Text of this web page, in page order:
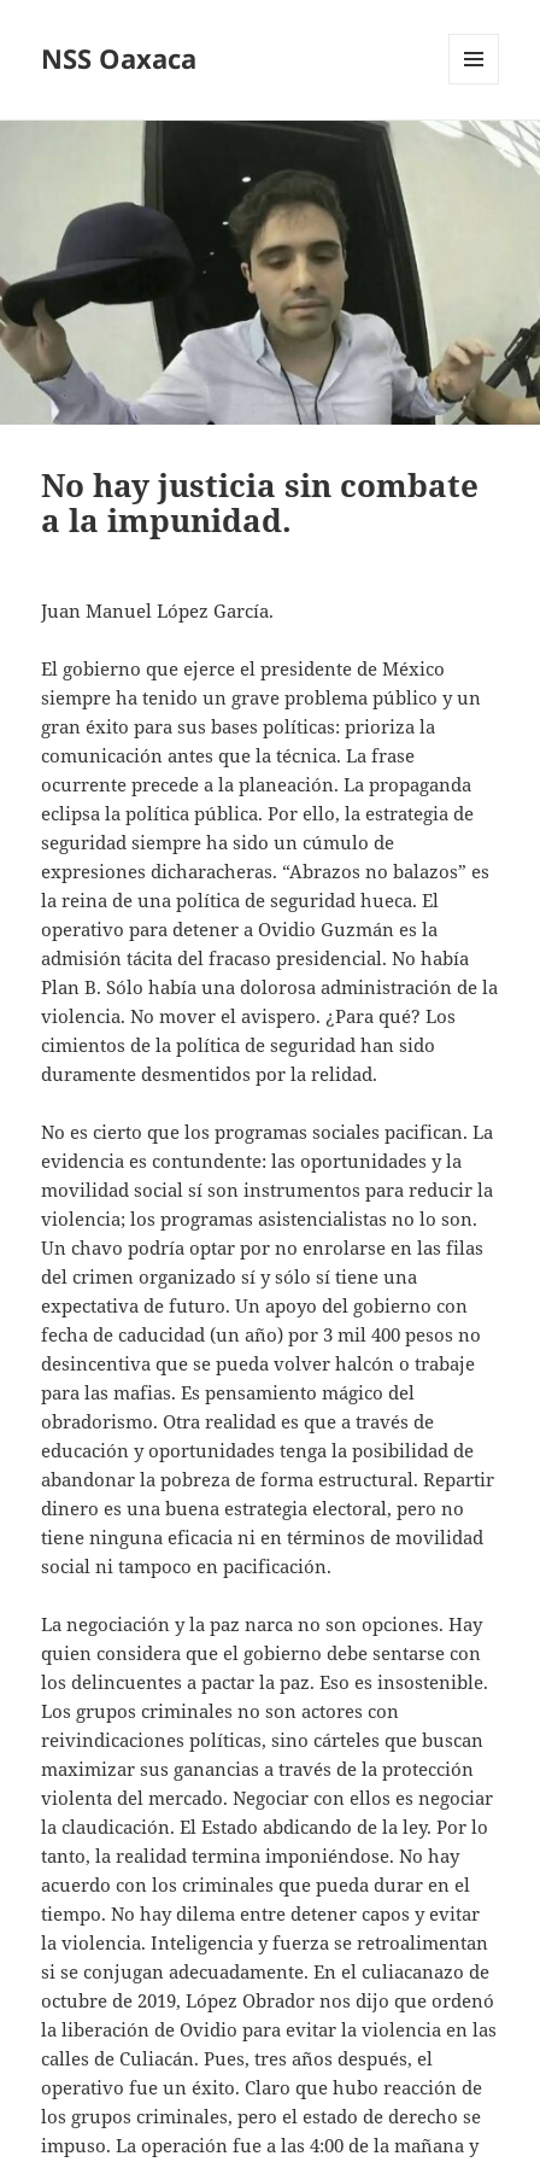
NSS Oaxaca
WIDGETS
No hay justicia sin combate
a la impunidad.
Juan Manuel López García.
El gobierno que ejerce el presidente de México
siempre ha tenido un grave problema público y un
gran éxito para sus bases políticas: prioriza la
comunicación antes que la técnica. La frase
ocurrente precede a la planeación. La propaganda
eclipsa la política pública. Por ello, la estrategia de
seguridad siempre ha sido un cúmulo de
expresiones dicharacheras. “Abrazos no balazos” es
la reina de una política de seguridad hueca. El
operativo para detener a Ovidio Guzmán es la
admisión tácita del fracaso presidencial. No había
Plan B. Sólo había una dolorosa administración de la
violencia. No mover el avispero. ¿Para qué? Los
cimientos de la política de seguridad han sido
duramente desmentidos por la relidad.
No es cierto que los programas sociales pacifican. La
evidencia es contundente: las oportunidades y la
movilidad social sí son instrumentos para reducir la
violencia; los programas asistencialistas no lo son.
Un chavo podría optar por no enrolarse en las filas
del crimen organizado sí y sólo sí tiene una
expectativa de futuro. Un apoyo del gobierno con
fecha de caducidad (un año) por 3 mil 400 pesos no
desincentiva que se pueda volver halcón o trabaje
para las mafias. Es pensamiento mágico del
obradorismo. Otra realidad es que a través de
educación y oportunidades tenga la posibilidad de
abandonar la pobreza de forma estructural. Repartir
dinero es una buena estrategia electoral, pero no
tiene ninguna eficacia ni en términos de movilidad
social ni tampoco en pacificación.
La negociación y la paz narca no son opciones. Hay
quien considera que el gobierno debe sentarse con
los delincuentes a pactar la paz. Eso es insostenible.
Los grupos criminales no son actores con
reivindicaciones políticas, sino cárteles que buscan
maximizar sus ganancias a través de la protección
violenta del mercado. Negociar con ellos es negociar
la claudicación. El Estado abdicando de la ley. Por lo
tanto, la realidad termina imponiéndose. No hay
acuerdo con los criminales que pueda durar en el
tiempo. No hay dilema entre detener capos y evitar
la violencia. Inteligencia y fuerza se retroalimentan
si se conjugan adecuadamente. En el culiacanazo de
octubre de 2019, López Obrador nos dijo que ordenó
la liberación de Ovidio para evitar la violencia en las
calles de Culiacán. Pues, tres años después, el
operativo fue un éxito. Claro que hubo reacción de
los grupos criminales, pero el estado de derecho se
impuso. La operación fue a las 4:00 de la mañana y